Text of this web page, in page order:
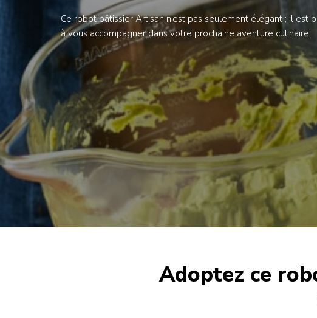
Ce robot pâtissier Artisan n’est pas seulement élégant ; il est
à vous accompagner dans votre prochaine aventure culinaire.
Adoptez ce